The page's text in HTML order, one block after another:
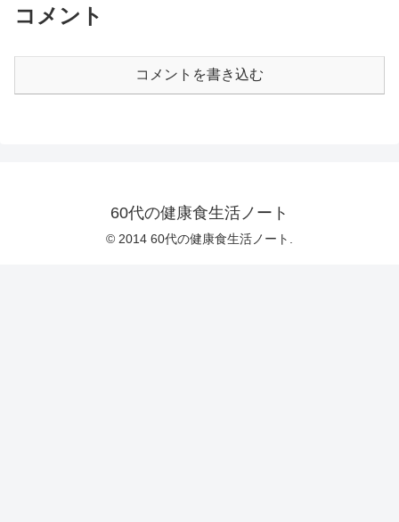
コメント
コメントを書き込む
60代の健康食生活ノート
© 2014 60代の健康食生活ノート.